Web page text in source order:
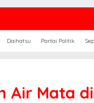
Daihatsu Partai Politik
Air Mata